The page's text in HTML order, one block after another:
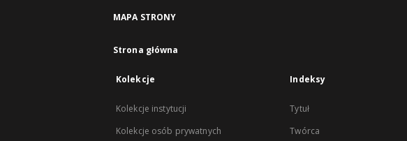
MAPA STRONY
Strona główna
Kolekcje
Kolekcje instytucji
Kolekcje osób prywatnych
Indeksy
Tytuł
Twórca